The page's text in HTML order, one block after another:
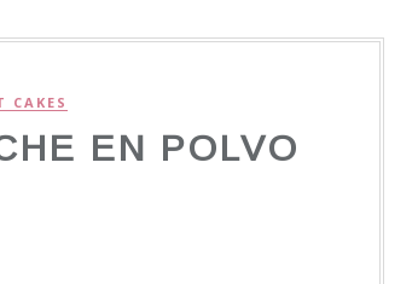
CAKES
EN POLVO